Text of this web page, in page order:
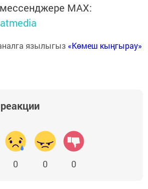
MАХ:
язылыгыз «Көмеш кыңгырау»
0 0 0